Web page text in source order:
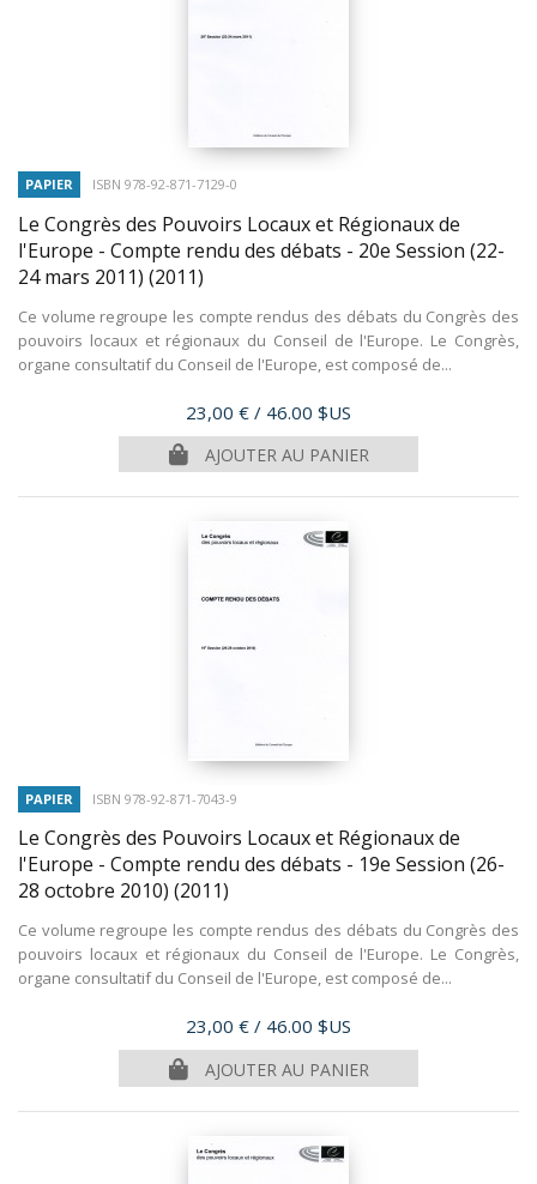
PAPIER ISBN 978-92-871-7129-0
Le Congrès des Pouvoirs Locaux et Régionaux de
l'Europe - Compte rendu des débats - 20e Session (22-
24 mars 2011) (2011)
Ce volume regroupe les compte rendus des débats du Congrès des
pouvoirs locaux et régionaux du Conseil de l'Europe. Le Congrès,
organe consultatif du Conseil de l'Europe, est composé de...
Prix
23,00 € / 46.00 $US
AJOUTER AU PANIER
PAPIER ISBN 978-92-871-7043-9
Le Congrès des Pouvoirs Locaux et Régionaux de
l'Europe - Compte rendu des débats - 19e Session (26-
28 octobre 2010) (2011)
Ce volume regroupe les compte rendus des débats du Congrès des
pouvoirs locaux et régionaux du Conseil de l'Europe. Le Congrès,
organe consultatif du Conseil de l'Europe, est composé de...
Prix
23,00 € / 46.00 $US
AJOUTER AU PANIER